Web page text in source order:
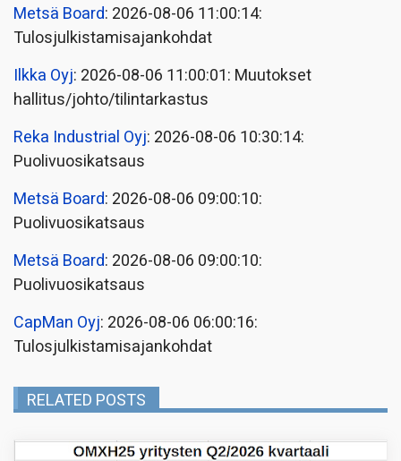
Metsä Board: 2026-08-06 11:00:14:
Tulosjulkistamisajankohdat
Ilkka Oyj: 2026-08-06 11:00:01: Muutokset
hallitus/johto/tilintarkastus
Reka Industrial Oyj: 2026-08-06 10:30:14:
Puolivuosikatsaus
Metsä Board: 2026-08-06 09:00:10:
Puolivuosikatsaus
Metsä Board: 2026-08-06 09:00:10:
Puolivuosikatsaus
CapMan Oyj: 2026-08-06 06:00:16:
Tulosjulkistamisajankohdat
RELATED POSTS